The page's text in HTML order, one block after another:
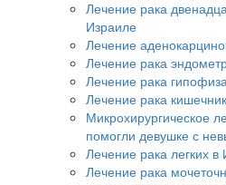
Лечение рака
Израиле
Лечение
Лечение рака
Лечение рака
Лечение рака
Микрохирургическое
помогли девушке с
Лечение рака легких в
Лечение рака